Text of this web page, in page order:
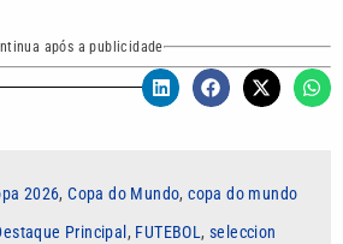
após a publicidade
2026,Copa do Mundo,copa do mundo
Principal , FUTEBOL ,seleccion